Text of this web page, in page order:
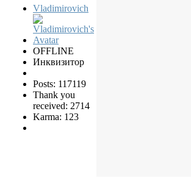
Vladimirovich
OFFLINE
Инквизитор
Posts: 117119
Thank you
received: 2714
Karma: 123